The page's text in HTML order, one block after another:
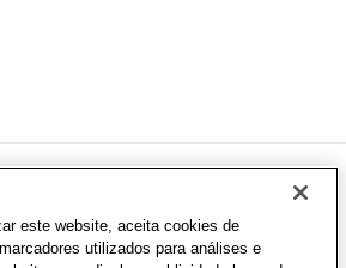
Ilc. Todos direitos reservados
este website, aceita cookies de
utilizados para análises e